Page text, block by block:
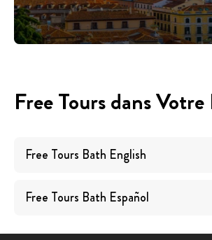
Free Tours dans
Free Tours Bath English
Free Tours Bath Español